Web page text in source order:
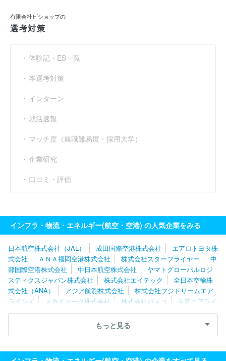
有限会社ビショップの
選考対策
体験記・ES一覧
本選考対策
インターン
就活速報
マッチ度（就職難易度・採用大学）
企業研究
口コミ・評価
インフラ・物流・エネルギー(航空・空港) の人気企業をみる
日本航空株式会社（JAL） 成田国際空港株式会社
エアロトヨタ株
式会社
ＡＮＡ福岡空港株式会社 株式会社スターフライヤー
中
部国際空港株式会社
中日本航空株式会社
ヤマトグローバルロジ
スティクスジャパン株式会社
株式会社エイテック
全日本空輸株
式会社（ANA）
アジア航測株式会社
株式会社フジドリームエア
ラインズ
スカイマーク株式会社 株式会社パスコ
天草エアライ
ン株式会社
株式会社北日本朝日航洋
株式会社四航コンサルタン
株式会社スカイラーク企画航測社
サン・ジオテック株式会社
ェットエイト株式会社
国際航業株式会社
株式会社ソラシドエア
もっと見る